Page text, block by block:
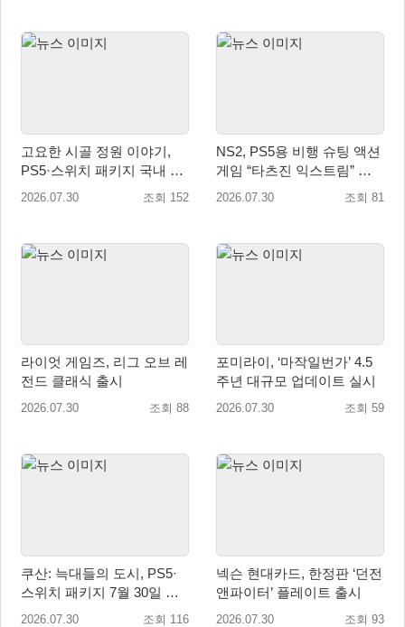
고요한 시골 정원 이야기,
PS5·스위치 패키지 국내 정
식 출시
2026.07.30 조회 152
NS2, PS5용 비행 슈팅 액션
게임 “타츠진 익스트림” 패
키지 버전 정식 발매!
2026.07.30 조회 81
라이엇 게임즈, 리그 오브 레
전드 클래식 출시
2026.07.30 조회 88
포미라이, ‘마작일번가’ 4.5
주년 대규모 업데이트 실시
2026.07.30 조회 59
쿠산: 늑대들의 도시, PS5·
스위치 패키지 7월 30일 국
내 정식 출시
2026.07.30 조회 116
넥슨 현대카드, 한정판 ‘던전
앤파이터’ 플레이트 출시
2026.07.30 조회 93